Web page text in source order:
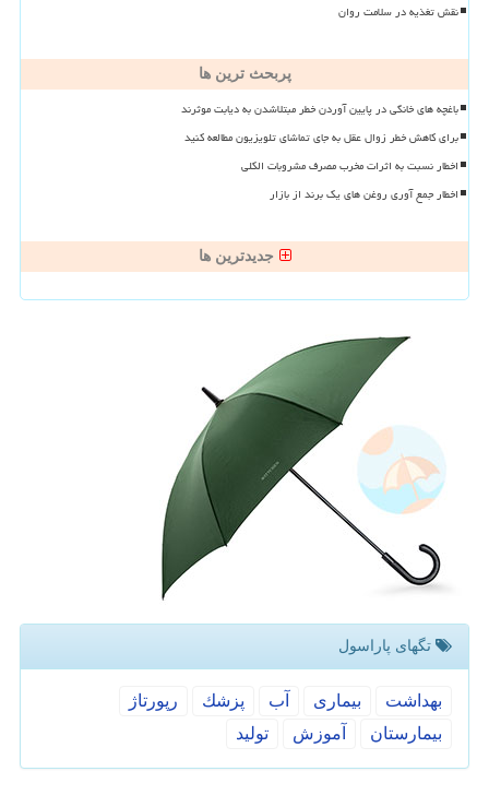
نقش تغذیه در سلامت روان
پربحث ترین ها
باغچه های خانگی در پایین آوردن خطر مبتلاشدن به دیابت موثرند
برای کاهش خطر زوال عقل به جای تماشای تلویزیون مطالعه کنید
اخطار نسبت به اثرات مخرب مصرف مشروبات الکلی
اخطار جمع آوری روغن های یک برند از بازار
جدیدترین ها
تگهای پاراسول
بهداشت بیماری آب پزشك
رپورتاژ
بیمارستان
آموزش تولید